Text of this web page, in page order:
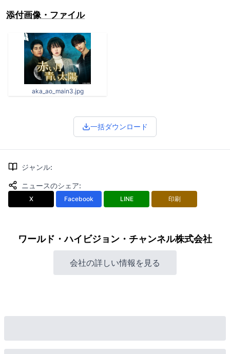
添付画像・ファイル
aka_ao_main3.jpg
一括ダウンロード
ジャンル:
ニュースのシェア:
X Facebook LINE 印刷
ワールド・ハイビジョン・チャンネル株式会社
会社の詳しい情報を見る